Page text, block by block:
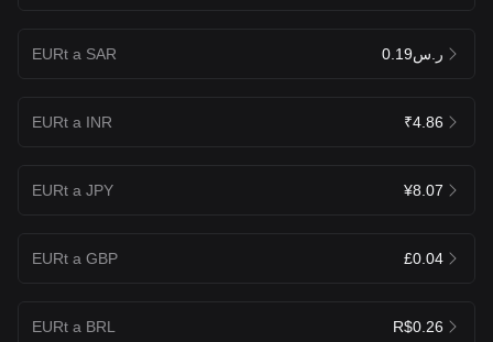
EURt a SAR ر.س0.19
EURt a INR ₹4.86
EURt a JPY ¥8.07
EURt a GBP £0.04
EURt a BRL R$0.26